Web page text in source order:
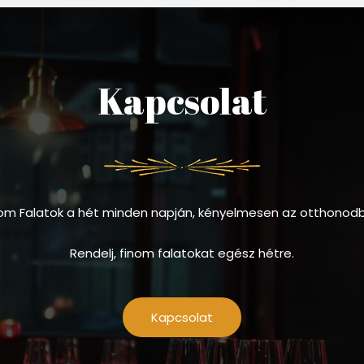
Kapcsolat
Falatok a hét minden napján, kényelmesen az
Rendelj, finom falatokat egész hétre.
Kapcsolat